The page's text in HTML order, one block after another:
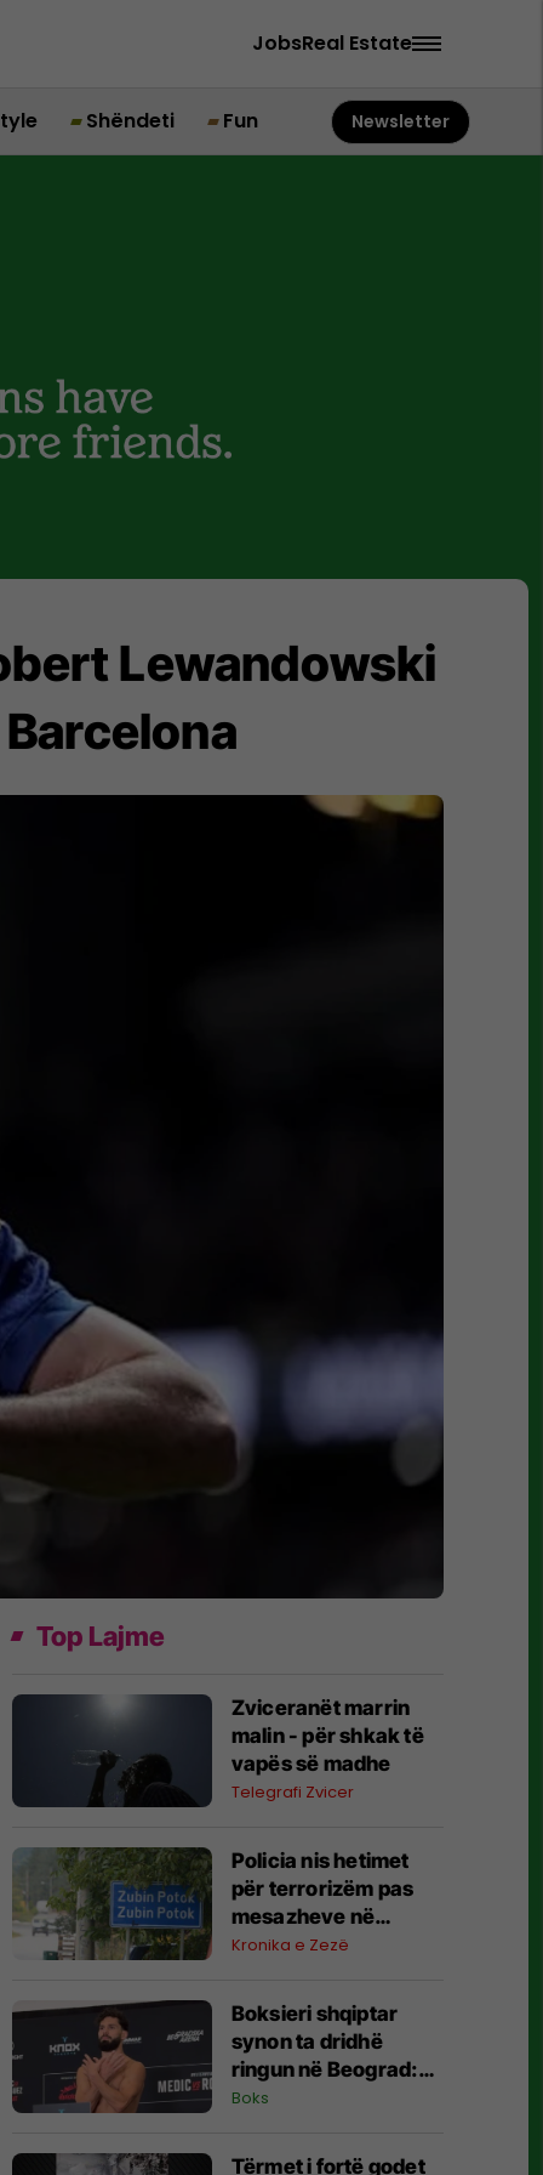
JobsReal Estate
Shëndeti Fun Newsletter
Lewandowski
Top Lajme
Zviceranët marrin
malin - për shkak të
vapës së madhe
Telegrafi Zvicer
Policia nis hetimet
për terrorizëm pas
mesazheve në
Zubin-Potok
Kronika e Zezë
Boksieri shqiptar
synon ta dridhë
ringun në Beograd:
Jam gati, Zoti e
Boks
Tërmet i fortë godet